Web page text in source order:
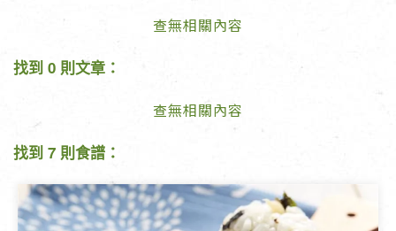
查無相關內容
找到 0 則文章：
查無相關內容
找到 7 則食譜：